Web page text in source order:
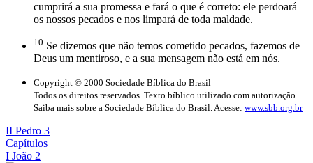
cumprirá a sua promessa e fará o que é correto: ele perdoará
os nossos pecados e nos limpará de toda maldade.
10 Se dizemos que não temos cometido pecados, fazemos de
Deus um mentiroso, e a sua mensagem não está em nós.
Copyright © 2000 Sociedade Bíblica do Brasil
Todos os direitos reservados. Texto bíblico utilizado com autorização.
Saiba mais sobre a Sociedade Bíblica do Brasil. Acesse: www.sbb.org.br
II Pedro 3
Capítulos
I João 2